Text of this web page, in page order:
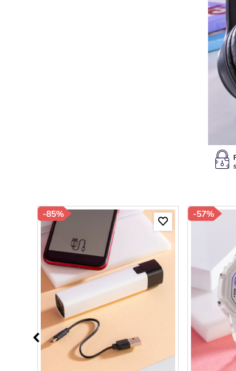
-85% -57%